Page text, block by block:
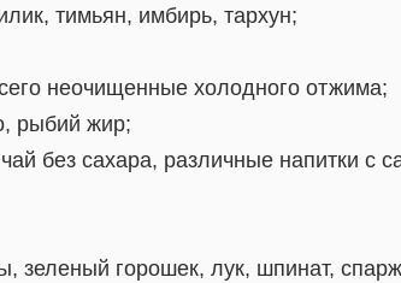
тимьян, имбирь, тархун;
неочищенные холодного отжима;
рыбий жир;
без сахара, различные напитки с
зеленый горошек, лук, шпинат,